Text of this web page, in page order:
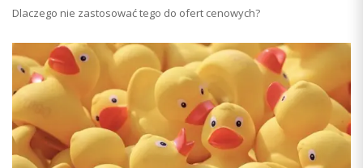
Dlaczego nie zastosować tego do ofert cenowych?